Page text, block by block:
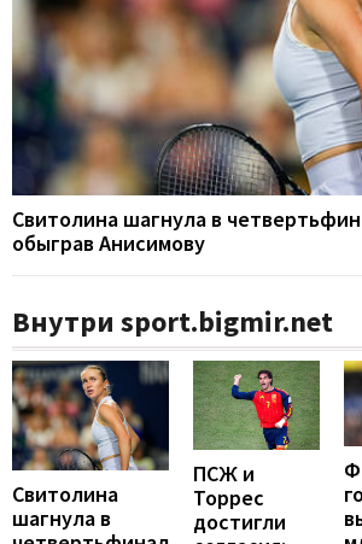
Свитолина шагнула в
обыграв Анисимову
Внутри sport.bigmir.net
Свитолина
шагнула в
ПСЖ и
Торрес
достигли